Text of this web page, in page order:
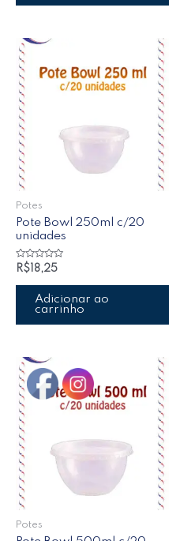
Potes
Pote Bowl 250ml c/20
unidades
Avaliação
0
de
R$ 18,25
Adicionar ao
carrinho
Potes